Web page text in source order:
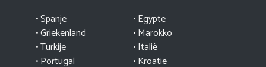
• Spanje
• Griekenland
• Turkije
•Portugal
• Egypte
•Marokko
• Italië
•Kroatië